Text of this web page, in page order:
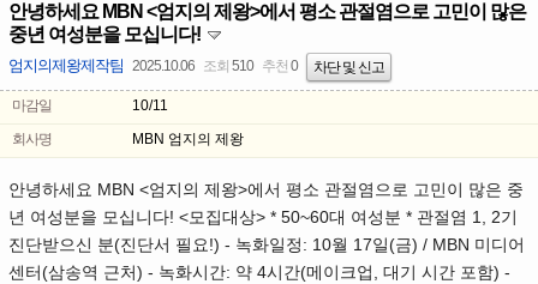
안녕하세요 MBN <엄지의 제왕>에서 평소 관절염으로 고민이 많은
중년 여성분을 모십니다!
엄지의제왕제작팀 2025.10.06 조회 510 추천 0 차단 및 신고
마감일
10/11
회사명
MBN 엄지의 제왕
안녕하세요 MBN <엄지의 제왕>에서 평소 관절염으로 고민이 많은 중
년 여성분을 모십니다! <모집대상> * 50~60대 여성분 * 관절염 1, 2기
진단받으신 분(진단서 필요!) - 녹화일정: 10월 17일(금) / MBN 미디어
센터(삼송역 근처) - 녹화시간: 약 4시간(메이크업, 대기 시간 포함) -